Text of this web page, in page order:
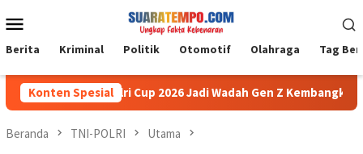
ke
kontenMobile
Berita Kriminal Politik Otomotif Olahraga Tag
Konten Spesial
Sports Kapolri Cup 2026 Jadi Wadah Gen Z Kembangkan
Beranda TNI-POLRI Utama